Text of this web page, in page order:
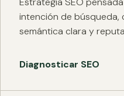
intención de búsqueda,
semántica clara y
Diagnosticar SEO